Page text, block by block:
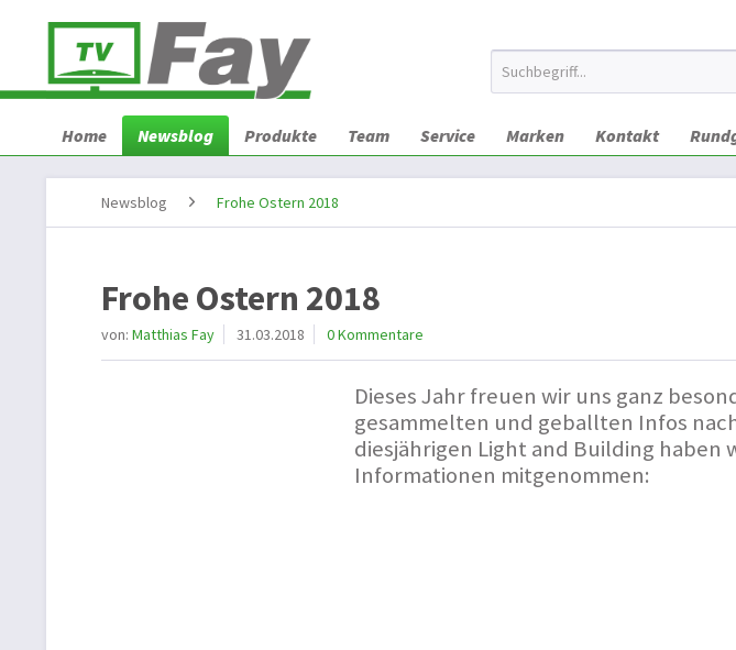
Home Newsblog Produkte Team Service Marken Kontakt
Newsblog Frohe Ostern 2018
Frohe Ostern 2018
von: Matthias Fay 31.03.2018 0 Kommentare
Dieses Jahr freuen wir uns ganz
gesammelten und geballten Infos
diesjährigen Light and Building haben
Informationen mitgenommen: